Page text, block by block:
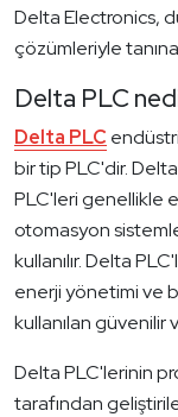
Delta Electronics,
çözümleriyle
Delta PLC
Delta PLC
bir tip PLC'dir.
PLC'leri genellikle
otomasyon
kullanılır. Delta
enerji yönetimi ve
kullanılan güvenilir
Delta PLC'lerinin
tarafından